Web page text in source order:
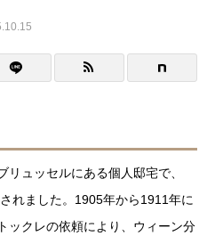
リュッセルにある個人邸宅で、
れました。1905年から1911年に
ックレの依頼により、ウィーン分